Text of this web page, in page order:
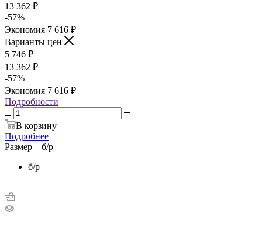
13 362 ₽
-57%
Экономия 7 616 ₽
Варианты цен
5 746 ₽
13 362 ₽
-57%
Экономия 7 616 ₽
Подробности
В корзину
Подробнее
Размер—б/р
б/р